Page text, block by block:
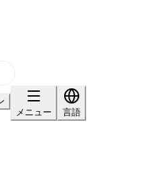
メニュー
言語